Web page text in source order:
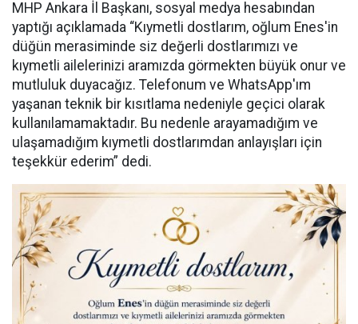
MHP Ankara İl Başkanı, sosyal medya hesabından
yaptığı açıklamada “Kıymetli dostlarım, oğlum Enes'in
düğün merasiminde siz değerli dostlarımızı ve
kıymetli ailelerinizi aramızda görmekten büyük onur ve
mutluluk duyacağız. Telefonum ve WhatsApp'ım
yaşanan teknik bir kısıtlama nedeniyle geçici olarak
kullanılamamaktadır. Bu nedenle arayamadığım ve
ulaşamadığım kıymetli dostlarımdan anlayışları için
teşekkür ederim” dedi.